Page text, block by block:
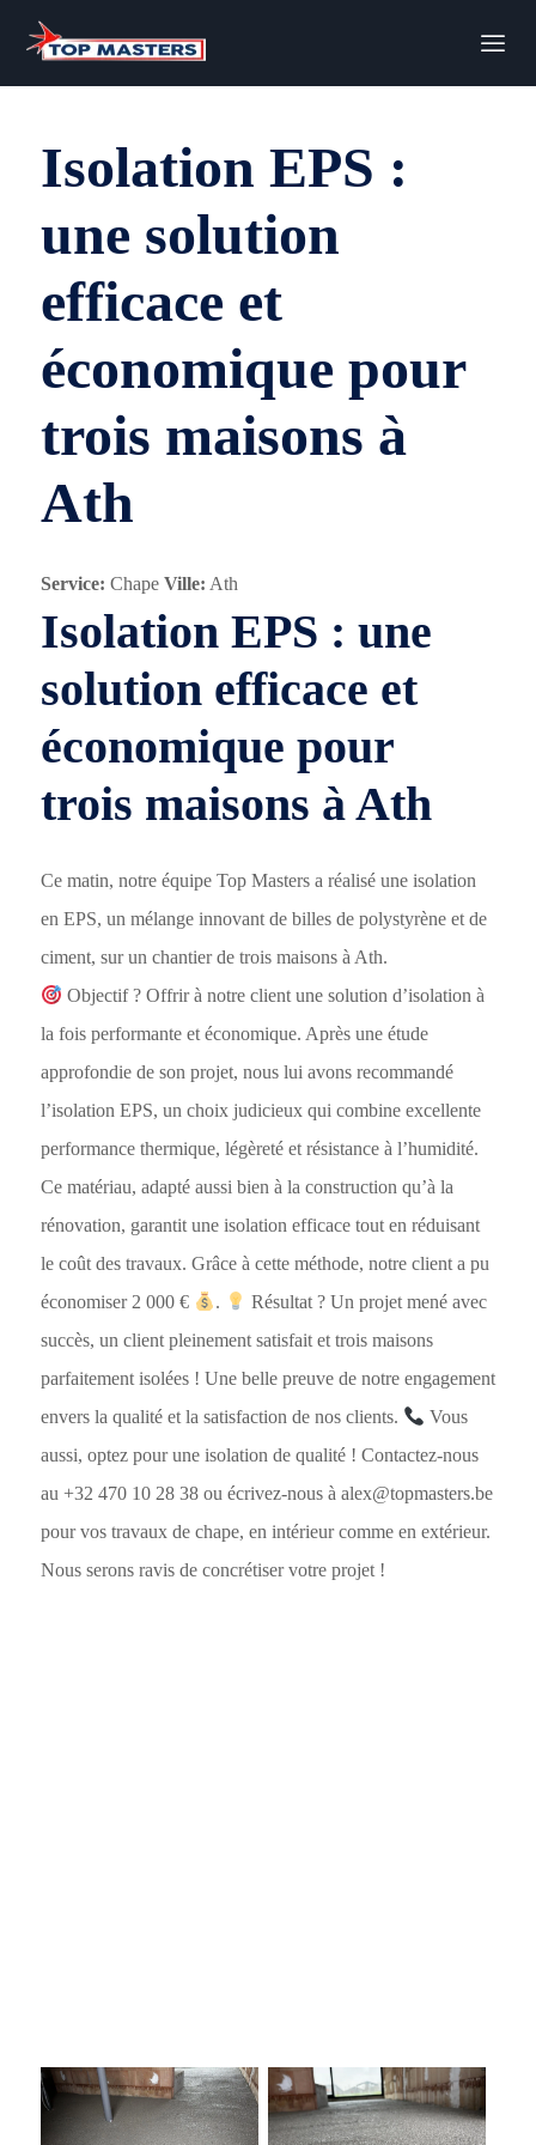
Isolation EPS :
une solution
efficace et
économique pour
trois maisons à
Ath
Service: Chape Ville: Ath
Isolation EPS : une
solution efficace et
économique pour
trois maisons à Ath
Ce matin, notre équipe Top Masters a réalisé une isolation
en EPS, un mélange innovant de billes de polystyrène et de
ciment, sur un chantier de trois maisons à Ath.
Objectif ? Offrir à notre client une solution d’isolation à
la fois performante et économique. Après une étude
approfondie de son projet, nous lui avons recommandé
l’isolation EPS, un choix judicieux qui combine excellente
performance thermique, légèreté et résistance à l’humidité.
Ce matériau, adapté aussi bien à la construction qu’à la
rénovation, garantit une isolation efficace tout en réduisant
le coût des travaux. Grâce à cette méthode, notre client a pu
économiser 2 000 €
.
Résultat ? Un projet mené avec
succès, un client pleinement satisfait et trois maisons
parfaitement isolées ! Une belle preuve de notre engagement
envers la qualité et la satisfaction de nos clients.
Vous
aussi, optez pour une isolation de qualité ! Contactez-nous
au +32 470 10 28 38 ou écrivez-nous à alex@topmasters.be
pour vos travaux de chape, en intérieur comme en extérieur.
Nous serons ravis de concrétiser votre projet !